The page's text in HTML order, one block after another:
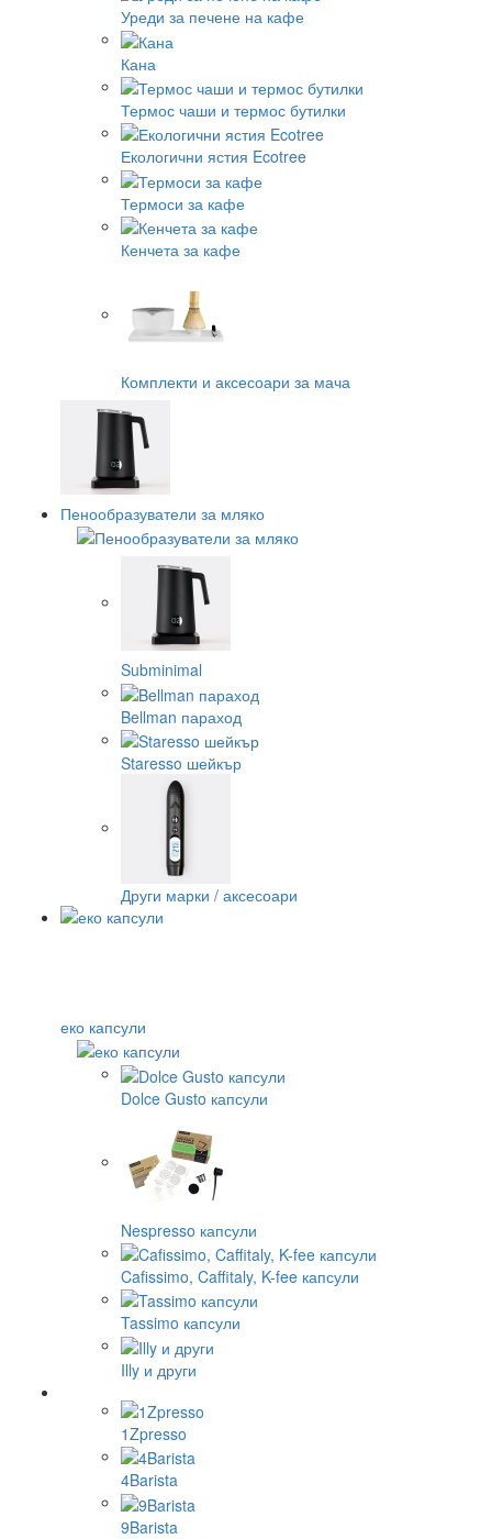
Уреди за печене на кафе
Кана
Термос чаши и термос бутилки
Екологични ястия Ecotree
Термоси за кафе
Кенчета за кафе
Комплекти и аксесоари за мача
Пенообразуватели за мляко
Subminimal
Bellman параход
Staresso шейкър
Други марки / аксесоари
еко капсули
Dolce Gusto капсули
Nespresso капсули
Cafissimo, Caffitaly, K-fee капсули
Tassimo капсули
Illy и други
1Zpresso
4Barista
9Barista